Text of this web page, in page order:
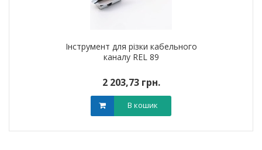
Інструмент для різки кабельного
каналу REL 89
2 203,73 грн.
В кошик